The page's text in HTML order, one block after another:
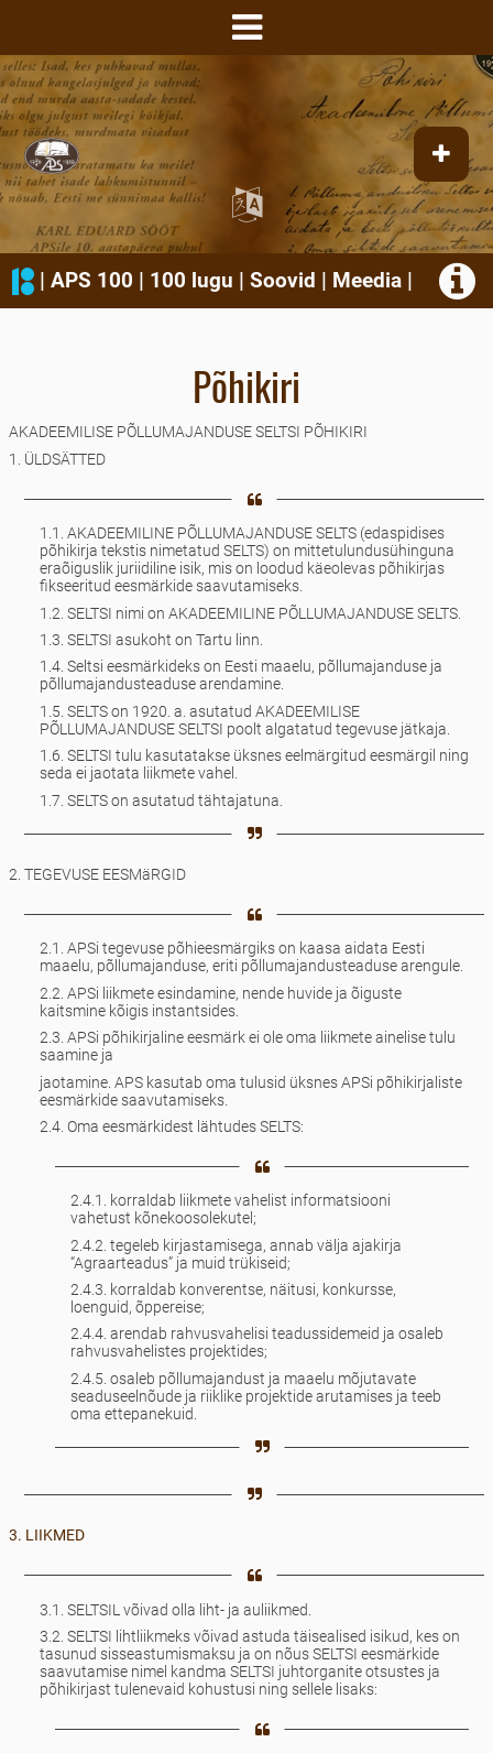
| APS 100 | 100 lugu | Soovid | Meedia|
Põhikiri
AKADEEMILISE PÕLLUMAJANDUSE SELTSI PÕHIKIRI
1. ÜLDSÄTTED
1.1. AKADEEMILINE PÕLLUMAJANDUSE SELTS (edaspidises
põhikirja tekstis nimetatud SELTS) on mittetulundusühinguna
eraõiguslik juriidiline isik, mis on loodud käeolevas põhikirjas
fikseeritud eesmärkide saavutamiseks.
1.2. SELTSI nimi on AKADEEMILINE PÕLLUMAJANDUSE SELTS.
1.3. SELTSI asukoht on Tartu linn.
1.4. Seltsi eesmärkideks on Eesti maaelu, põllumajanduse ja
põllumajandusteaduse arendamine.
1.5. SELTS on 1920. a. asutatud AKADEEMILISE
PÕLLUMAJANDUSE SELTSI poolt algatatud tegevuse jätkaja.
1.6. SELTSI tulu kasutatakse üksnes eelmärgitud eesmärgil ning
seda ei jaotata liikmete vahel.
1.7. SELTS on asutatud tähtajatuna.
2. TEGEVUSE EESMäRGID
2.1. APSi tegevuse põhieesmärgiks on kaasa aidata Eesti
maaelu, põllumajanduse, eriti põllumajandusteaduse arengule.
2.2. APSi liikmete esindamine, nende huvide ja õiguste
kaitsmine kõigis instantsides.
2.3. APSi põhikirjaline eesmärk ei ole oma liikmete ainelise tulu
saamine ja
jaotamine. APS kasutab oma tulusid üksnes APSi põhikirjaliste
eesmärkide saavutamiseks.
2.4. Oma eesmärkidest lähtudes SELTS:
2.4.1. korraldab liikmete vahelist informatsiooni
vahetust kõnekoosolekutel;
2.4.2. tegeleb kirjastamisega, annab välja ajakirja
“Agraarteadus” ja muid trükiseid;
2.4.3. korraldab konverentse, näitusi, konkursse,
loenguid, õppereise;
2.4.4. arendab rahvusvahelisi teadussidemeid ja osaleb
rahvusvahelistes projektides;
2.4.5. osaleb põllumajandust ja maaelu mõjutavate
seaduseelnõude ja riiklike projektide arutamises ja teeb
oma ettepanekuid.
3. LIIKMED
3.1. SELTSIL võivad olla liht- ja auliikmed.
3.2. SELTSI lihtliikmeks võivad astuda täisealised isikud, kes on
tasunud sisseastumismaksu ja on nõus SELTSI eesmärkide
saavutamise nimel kandma SELTSI juhtorganite otsustes ja
põhikirjast tulenevaid kohustusi ning sellele lisaks: